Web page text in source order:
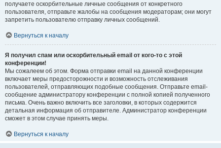
получаете оскорбительные личные сообщения от конкретного
пользователя, отправьте жалобы на сообщения модераторам; они могут
запретить пользователю отправку личных сообщений.
Вернуться к началу
Я получил спам или оскорбительный email от кого-то с этой
конференции!
Мы сожалеем об этом. Форма отправки email на данной конференции
включает меры предосторожности и возможность отслеживания
пользователей, отправляющих подобные сообщения. Отправьте email-
сообщение администратору конференции с полной копией полученного
письма. Очень важно включить все заголовки, в которых содержится
детальная информация об отправителе. Администратор конференции
сможет в этом случае принять меры.
Вернуться к началу